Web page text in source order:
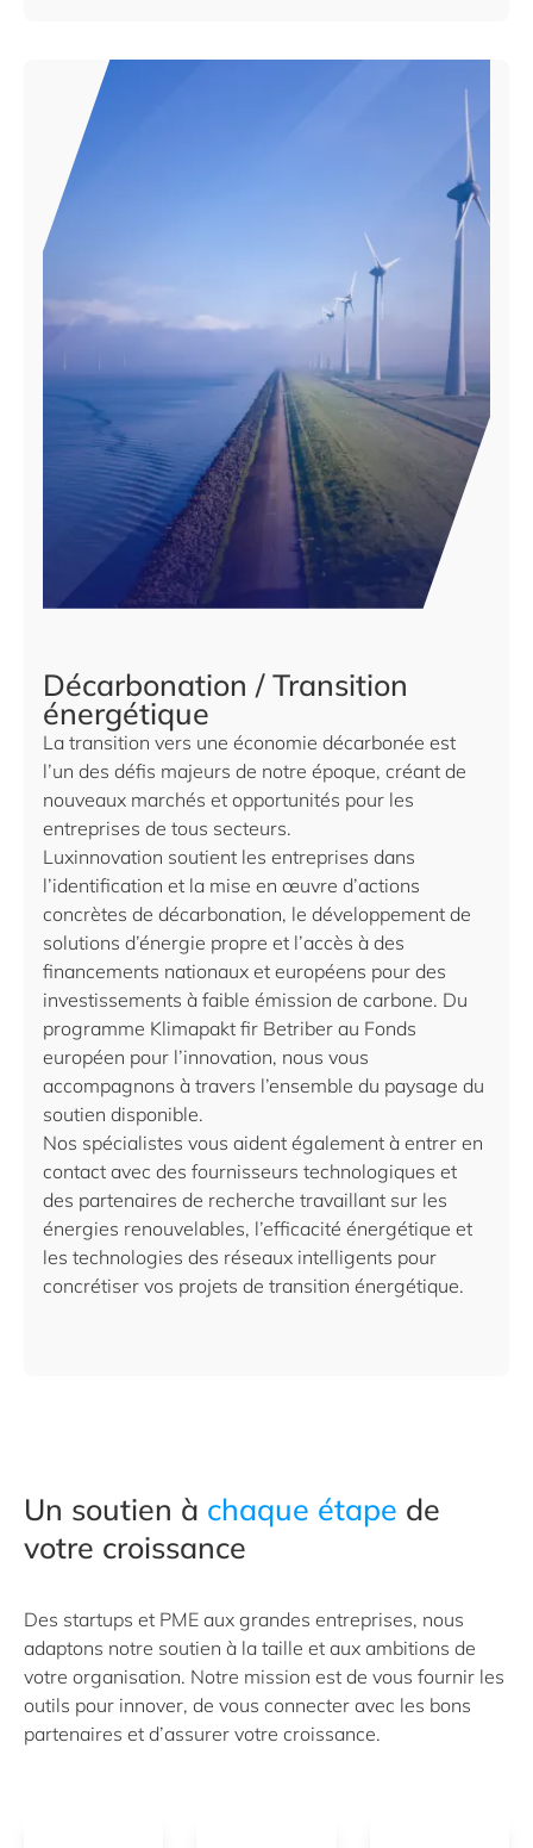
Décarbonation / Transition
énergétique
La transition vers une économie décarbonée est
l’un des défis majeurs de notre époque, créant de
nouveaux marchés et opportunités pour les
entreprises de tous secteurs.
Luxinnovation soutient les entreprises dans
l’identification et la mise en œuvre d’actions
concrètes de décarbonation, le développement de
solutions d’énergie propre et l’accès à des
financements nationaux et européens pour des
investissements à faible émission de carbone. Du
programme Klimapakt fir Betriber au Fonds
européen pour l’innovation, nous vous
accompagnons à travers l’ensemble du paysage du
soutien disponible.
Nos spécialistes vous aident également à entrer en
contact avec des fournisseurs technologiques et
des partenaires de recherche travaillant sur les
énergies renouvelables, l’efficacité énergétique et
les technologies des réseaux intelligents pour
concrétiser vos projets de transition énergétique.
Un soutien à chaque étape de
votre croissance
Des startups et PME aux grandes entreprises, nous
adaptons notre soutien à la taille et aux ambitions de
votre organisation. Notre mission est de vous fournir les
outils pour innover, de vous connecter avec les bons
partenaires et d’assurer votre croissance.